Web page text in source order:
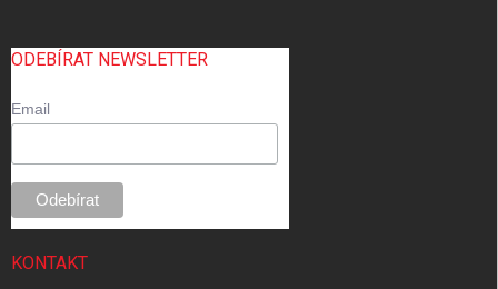
ODEBÍRAT NEWSLETTER
Email
KONTAKT